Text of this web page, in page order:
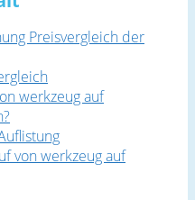
Preisvergleich der
werkzeug auf
von werkzeug auf